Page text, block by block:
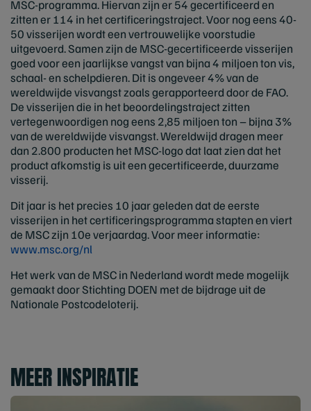
MSC-programma. Hiervan zijn er 54 gecertificeerd en
zitten er 114 in het certificeringstraject. Voor nog eens 40-
50 visserijen wordt een vertrouwelijke voorstudie
uitgevoerd. Samen zijn de MSC-gecertificeerde visserijen
goed voor een jaarlijkse vangst van bijna 4 miljoen ton vis,
schaal- en schelpdieren. Dit is ongeveer 4% van de
wereldwijde visvangst zoals gerapporteerd door de FAO.
De visserijen die in het beoordelingstraject zitten
vertegenwoordigen nog eens 2,85 miljoen ton – bijna 3%
van de wereldwijde visvangst. Wereldwijd dragen meer
dan 2.800 producten het MSC-logo dat laat zien dat het
product afkomstig is uit een gecertificeerde, duurzame
visserij.
Dit jaar is het precies 10 jaar geleden dat de eerste
visserijen in het certificeringsprogramma stapten en viert
de MSC zijn 10e verjaardag. Voor meer informatie:
www.msc.org/nl
Het werk van de MSC in Nederland wordt mede mogelijk
gemaakt door Stichting DOEN met de bijdrage uit de
Nationale Postcodeloterij.
MEER INSPIRATIE